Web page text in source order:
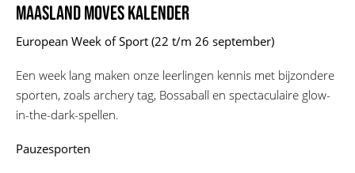
Maasland Moves kalender
European Week of Sport (22 t/m 26 september)
Een week lang maken onze leerlingen kennis met bijzondere
sporten, zoals archery tag, Bossaball en spectaculaire glow-
in-the-dark-spellen.
Pauzesporten